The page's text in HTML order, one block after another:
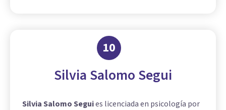
10
Silvia Salomo Segui
Silvia Salomo Seguies licenciada en psicología por